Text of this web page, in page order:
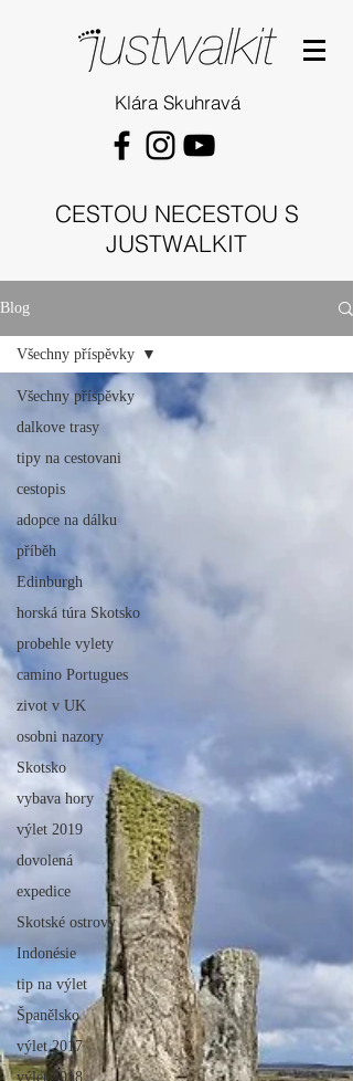
Klára Skuhravá
CESTOU NECESTOU S
JUSTWALKIT
Blog
Všechny příspěvky
dalkove trasy
tipy na cestovani
cestopis
adopce na dálku
příběh
Edinburgh
horská túra Skotsko
probehle vylety
camino Portugues
zivot v UK
osobni nazory
Skotsko
vybava hory
výlet 2019
dovolená
expedice
Skotské ostrovy
Indonésie
tip na výlet
Španělsko
výlet 2017
výlet 2018
Všechny příspěvky